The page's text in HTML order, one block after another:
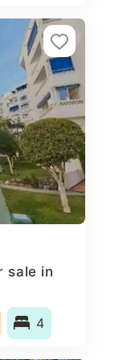
sale in
4